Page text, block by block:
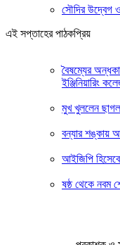
সৌদির উদ্বেগ ও
এই সপ্তাহের পাঠকপ্রিয়
বৈষম্যের
ইঞ্জিনিয়ারিং
মুখ খুললেন
বন্যার শঙ্কায়
আইজিপি
ষষ্ঠ থেকে নবম